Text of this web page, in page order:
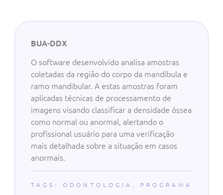
BUA-DDX
O software desenvolvido analisa amostras
coletadas da região do corpo da mandíbula e
ramo mandibular. A estas amostras foram
aplicadas técnicas de processamento de
imagens visando classificar a densidade óssea
como normal ou anormal, alertando o
profissional usuário para uma verificação
mais detalhada sobre a situação em casos
anormais.
TAGS: ODONTOLOGIA
PROGRAMA